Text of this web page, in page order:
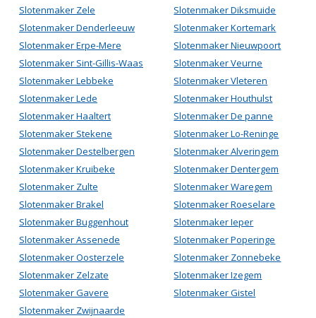
Slotenmaker Zele
Slotenmaker Denderleeuw
Slotenmaker Erpe-Mere
Slotenmaker Sint-Gillis-Waas
Slotenmaker Lebbeke
Slotenmaker Lede
Slotenmaker Haaltert
Slotenmaker Stekene
Slotenmaker Destelbergen
Slotenmaker Kruibeke
Slotenmaker Zulte
Slotenmaker Brakel
Slotenmaker Buggenhout
Slotenmaker Assenede
Slotenmaker Oosterzele
Slotenmaker Zelzate
Slotenmaker Gavere
Slotenmaker Zwijnaarde
Slotenmaker Diksmuide
Slotenmaker Kortemark
Slotenmaker Nieuwpoort
Slotenmaker Veurne
Slotenmaker Vleteren
Slotenmaker Houthulst
Slotenmaker De panne
Slotenmaker Lo-Reninge
Slotenmaker Alveringem
Slotenmaker Dentergem
Slotenmaker Waregem
Slotenmaker Roeselare
Slotenmaker Ieper
Slotenmaker Poperinge
Slotenmaker Zonnebeke
Slotenmaker Izegem
Slotenmaker Gistel